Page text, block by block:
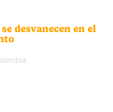
desvanecen en el